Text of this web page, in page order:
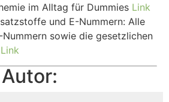
im Alltag für Dummies Link
und E-Nummern: Alle
sowie die gesetzlichen
Link